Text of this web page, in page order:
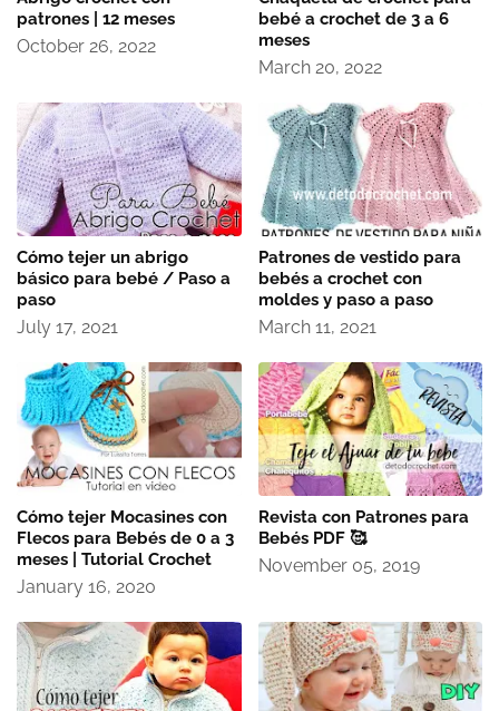
patrones | 12 meses
October 26, 2022
bebé a crochet de 3 a 6
meses
March 20, 2022
Cómo tejer un abrigo
básico para bebé / Paso a
paso
July 17, 2021
Patrones de vestido para
bebés a crochet con
moldes y paso a paso
March 11, 2021
Cómo tejer Mocasines con
Flecos para Bebés de 0 a 3
meses | Tutorial Crochet
January 16, 2020
Revista con Patrones para
Bebés PDF 🥰
November 05, 2019